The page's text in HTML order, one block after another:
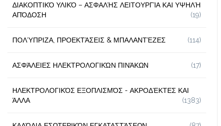
ΔΙΑΚΟΠΤΙΚΌ ΥΛΙΚΌ – ΑΣΦΑΛΉΣ ΛΕΙΤΟΥΡΓΊΑ ΚΑΙ ΥΨΗΛΉ
ΑΠΌΔΟΣΗ
(19)
ΠΟΛΎΠΡΙΖΑ, ΠΡΟΕΚΤΆΣΕΙΣ & ΜΠΑΛΑΝΤΈΖΕΣ (114)
ΑΣΦΆΛΕΙΕΣ ΗΛΕΚΤΡΟΛΟΓΙΚΏΝ ΠΙΝΆΚΩΝ (17)
ΗΛΕΚΤΡΟΛΟΓΙΚΌΣ ΕΞΟΠΛΙΣΜΌΣ - ΑΚΡΟΔΈΚΤΕΣ ΚΑΙ
ΆΛΛΑ
(1383)